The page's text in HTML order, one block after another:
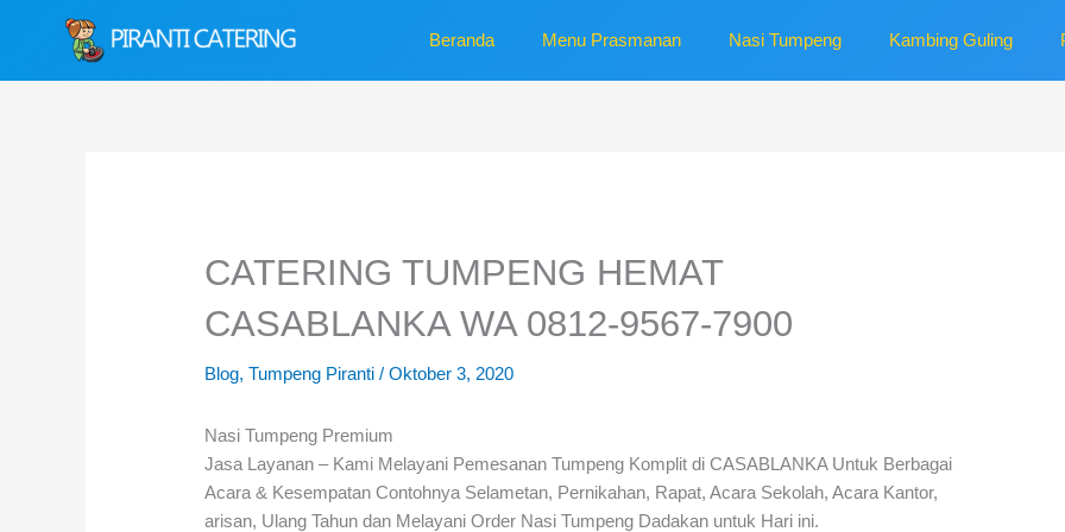
Beranda Menu Prasmanan Nasi Tumpeng Kambing Guling
CATERING TUMPENG HEMAT
CASABLANKA WA 0812-9567-7900
Blog,Tumpeng Piranti /Oktober 3, 2020
Nasi Tumpeng Premium
Jasa Layanan – Kami Melayani Pemesanan Tumpeng Komplit di CASABLANKA Untuk Berbagai
Acara & Kesempatan Contohnya Selametan, Pernikahan, Rapat, Acara Sekolah, Acara Kantor,
arisan, Ulang Tahun dan Melayani Order Nasi Tumpeng Dadakan untuk Hari ini.